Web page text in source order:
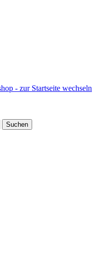
Suchen